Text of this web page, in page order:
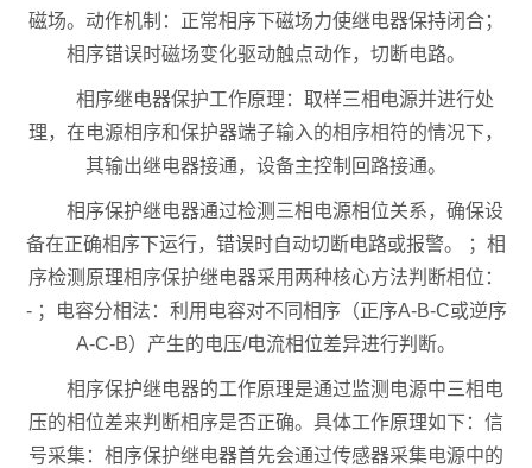
磁场。动作机制：正常相序下磁场力使继电器保持闭合；
相序错误时磁场变化驱动触点动作，切断电路。
相序继电器保护工作原理：取样三相电源并进行处
理，在电源相序和保护器端子输入的相序相符的情况下，
其输出继电器接通，设备主控制回路接通。
相序保护继电器通过检测三相电源相位关系，确保设
备在正确相序下运行，错误时自动切断电路或报警。 ；相
序检测原理相序保护继电器采用两种核心方法判断相位：
- ；电容分相法：利用电容对不同相序（正序A-B-C或逆序
A-C-B）产生的电压/电流相位差异进行判断。
相序保护继电器的工作原理是通过监测电源中三相电
压的相位差来判断相序是否正确。具体工作原理如下：信
号采集：相序保护继电器首先会通过传感器采集电源中的